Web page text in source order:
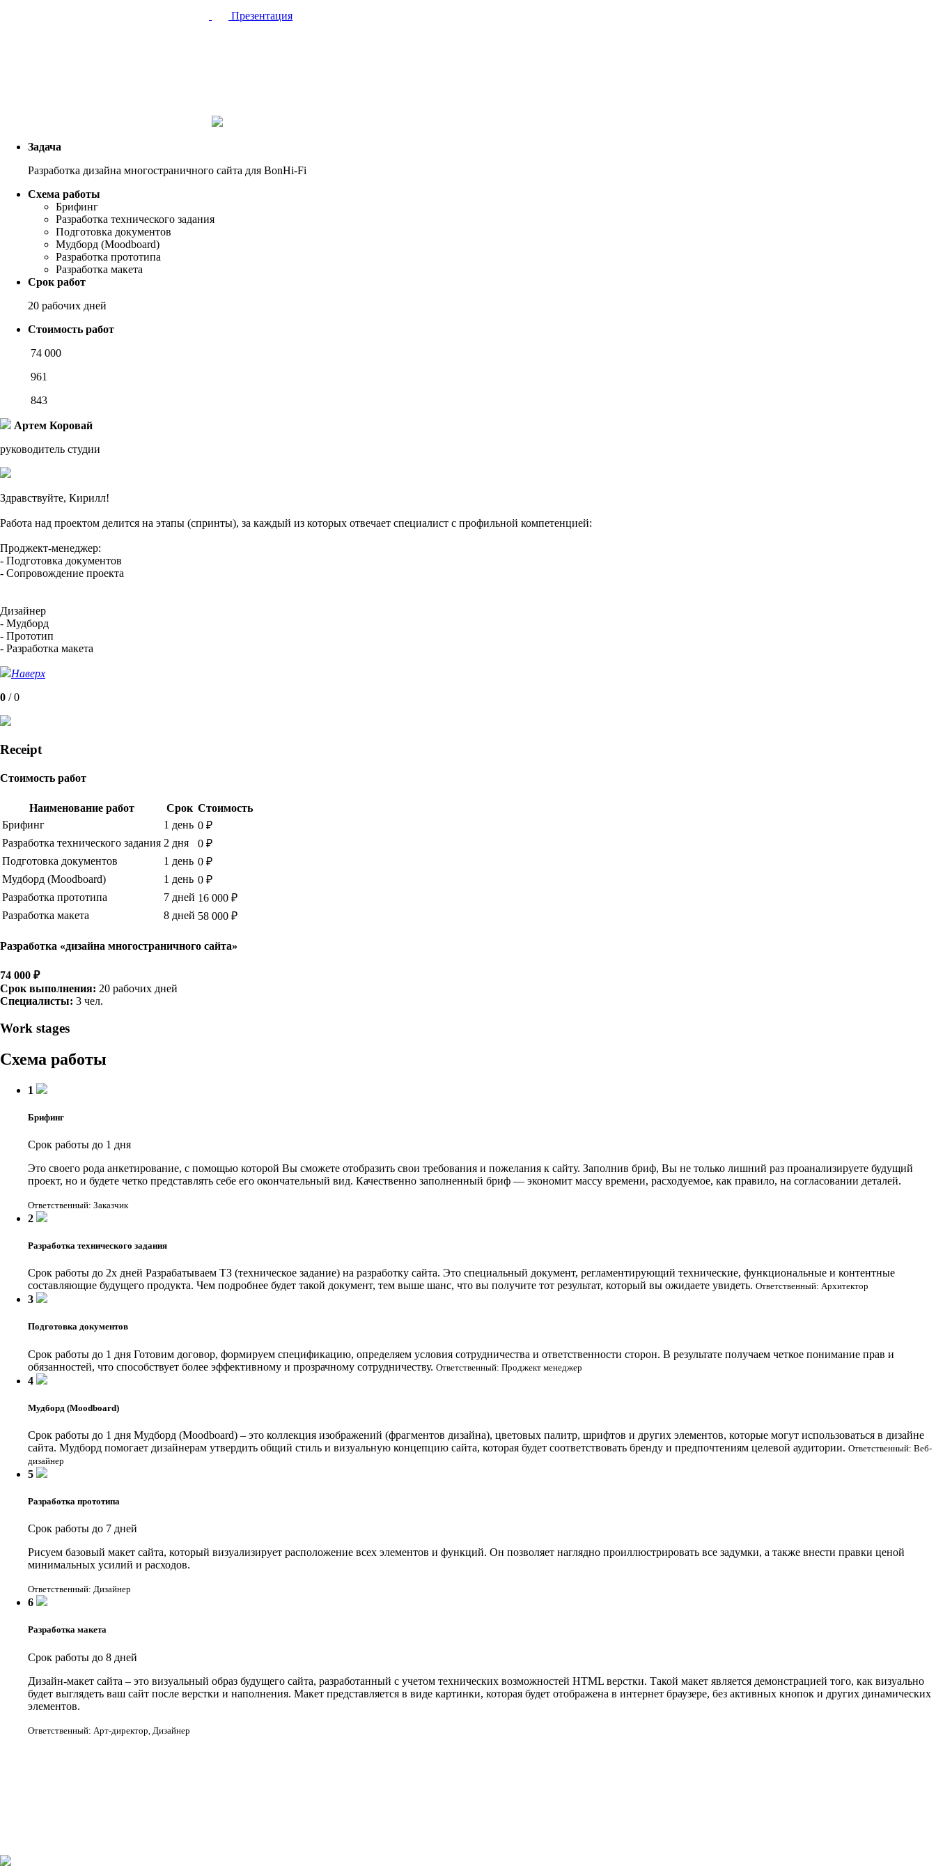
Презентация
Задача
Разработка дизайна многостраничного сайта для BonHi-Fi
Схема работы
Брифинг
Разработка технического задания
Подготовка документов
Мудборд (Moodboard)
Разработка прототипа
Разработка макета
Срок работ
20 рабочих дней
Стоимость работ
74 000
961
843
Артем Коровай
руководитель студии
Здравствуйте, Кирилл!
Работа над проектом делится на этапы (спринты), за каждый из которых отвечает специалист с профильной компетенцией:
Проджект-менеджер:
- Подготовка документов
- Сопровождение проекта
Дизайнер
- Мудборд
- Прототип
- Разработка макета
Наверх
0 /0
Receipt
Стоимость работ
Наименование работ Срок Стоимость
Брифинг
1 день 0 ₽
Разработка технического задания 2 дня
0 ₽
Подготовка документов
1 день 0 ₽
Мудборд (Moodboard)
1 день 0 ₽
Разработка прототипа
7 дней 16 000 ₽
Разработка макета
8 дней 58 000 ₽
Разработка «дизайна многостраничного сайта»
74 000 ₽
Срок выполнения: 20 рабочих дней
Специалисты: 3 чел.
Work stages
Схема работы
1
Брифинг
Срок работы до 1 дня
Это своего рода анкетирование, с помощью которой Вы сможете отобразить свои требования и пожелания к сайту. Заполнив бриф, Вы не только лишний раз проанализируете будущий
проект, но и будете четко представлять себе его окончательный вид. Качественно заполненный бриф — экономит массу времени, расходуемое, как правило, на согласовании деталей.
Ответственный: Заказчик
2
Разработка технического задания
Срок работы до 2х дней Разрабатываем ТЗ (техническое задание) на разработку сайта. Это специальный документ, регламентирующий технические, функциональные и контентные
составляющие будущего продукта. Чем подробнее будет такой документ, тем выше шанс, что вы получите тот результат, который вы ожидаете увидеть. Ответственный: Архитектор
3
Подготовка документов
Срок работы до 1 дня Готовим договор, формируем спецификацию, определяем условия сотрудничества и ответственности сторон. В результате получаем четкое понимание прав и
обязанностей, что способствует более эффективному и прозрачному сотрудничеству. Ответственный: Проджект менеджер
4
Мудборд (Moodboard)
Срок работы до 1 дня Мудборд (Moodboard) – это коллекция изображений (фрагментов дизайна), цветовых палитр, шрифтов и других элементов, которые могут использоваться в дизайне
сайта. Мудборд помогает дизайнерам утвердить общий стиль и визуальную концепцию сайта, которая будет соответствовать бренду и предпочтениям целевой аудитории. Ответственный: Веб-
дизайнер
5
Разработка прототипа
Срок работы до 7 дней
Рисуем базовый макет сайта, который визуализирует расположение всех элементов и функций. Он позволяет наглядно проиллюстрировать все задумки, а также внести правки ценой
минимальных усилий и расходов.
Ответственный: Дизайнер
6
Разработка макета
Срок работы до 8 дней
Дизайн-макет сайта – это визуальный образ будущего сайта, разработанный с учетом технических возможностей HTML верстки. Такой макет является демонстрацией того, как визуально
будет выглядеть ваш сайт после верстки и наполнения. Макет представляется в виде картинки, которая будет отображена в интернет браузере, без активных кнопок и других динамических
элементов.
Ответственный: Арт-директор, Дизайнер